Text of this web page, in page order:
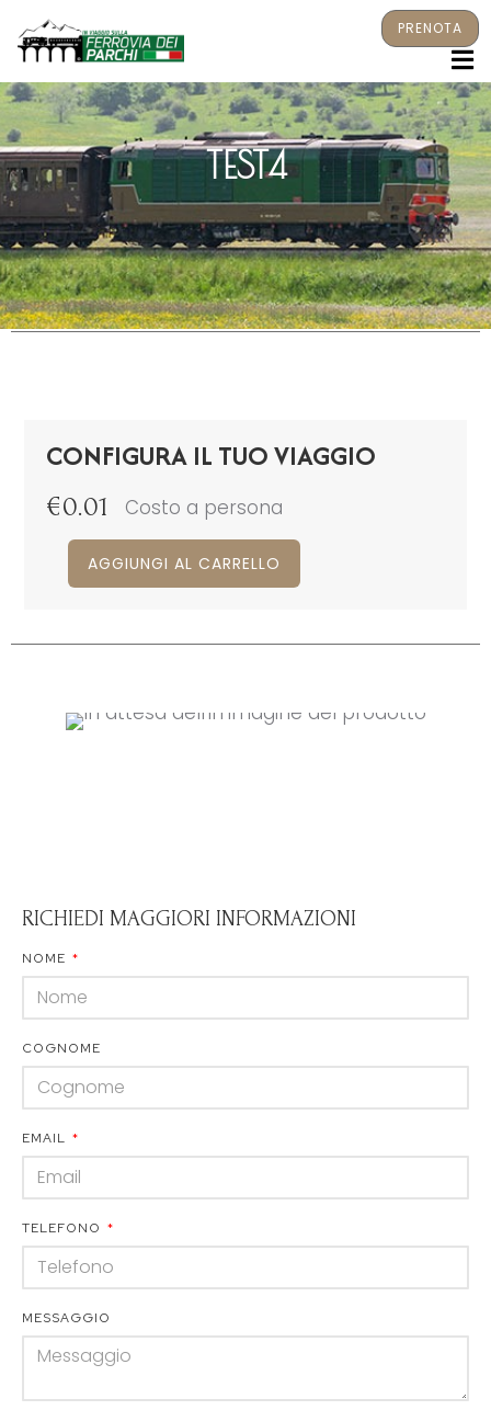
PRENOTA
TEST4
CONFIGURA IL TUO VIAGGIO
€0.01 Costo a persona
AGGIUNGI AL CARRELLO
RICHIEDI MAGGIORI INFORMAZIONI
NOME
COGNOME
EMAIL
TELEFONO
MESSAGGIO